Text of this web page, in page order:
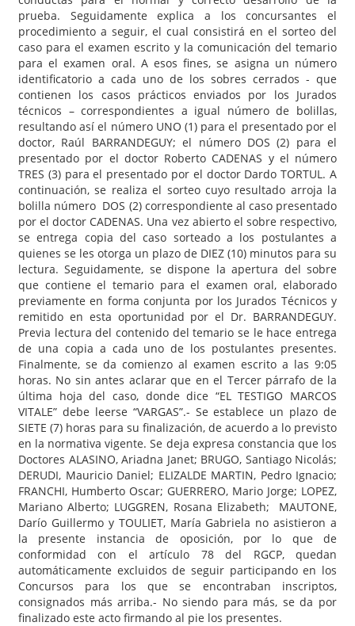
prueba. Seguidamente explica a los concursantes el
procedimiento a seguir, el cual consistirá en el sorteo del
caso para el examen escrito y la comunicación del temario
para el examen oral. A esos fines, se asigna un número
identificatorio a cada uno de los sobres cerrados - que
contienen los casos prácticos enviados por los Jurados
técnicos – correspondientes a igual número de bolillas,
resultando así el número UNO (1) para el presentado por el
doctor, Raúl BARRANDEGUY; el número DOS (2) para el
presentado por el doctor Roberto CADENAS y el número
TRES (3) para el presentado por el doctor Dardo TORTUL. A
continuación, se realiza el sorteo cuyo resultado arroja la
bolilla número DOS (2) correspondiente al caso presentado
por el doctor CADENAS. Una vez abierto el sobre respectivo,
se entrega copia del caso sorteado a los postulantes a
quienes se les otorga un plazo de DIEZ (10) minutos para su
lectura. Seguidamente, se dispone la apertura del sobre
que contiene el temario para el examen oral, elaborado
previamente en forma conjunta por los Jurados Técnicos y
remitido en esta oportunidad por el Dr. BARRANDEGUY.
Previa lectura del contenido del temario se le hace entrega
de una copia a cada uno de los postulantes presentes.
Finalmente, se da comienzo al examen escrito a las 9:05
horas. No sin antes aclarar que en el Tercer párrafo de la
última hoja del caso, donde dice “EL TESTIGO MARCOS
VITALE” debe leerse “VARGAS”.- Se establece un plazo de
SIETE (7) horas para su finalización, de acuerdo a lo previsto
en la normativa vigente. Se deja expresa constancia que los
Doctores ALASINO, Ariadna Janet; BRUGO, Santiago Nicolás;
DERUDI, Mauricio Daniel; ELIZALDE MARTIN, Pedro Ignacio;
FRANCHI, Humberto Oscar; GUERRERO, Mario Jorge; LOPEZ,
Mariano Alberto; LUGGREN, Rosana Elizabeth; MAUTONE,
Darío Guillermo y TOULIET, María Gabriela no asistieron a
la presente instancia de oposición, por lo que de
conformidad con el artículo 78 del RGCP, quedan
automáticamente excluidos de seguir participando en los
Concursos para los que se encontraban inscriptos,
consignados más arriba.- No siendo para más, se da por
finalizado este acto firmando al pie los presentes.